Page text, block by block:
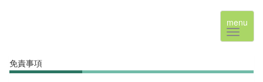
menu
免責事項